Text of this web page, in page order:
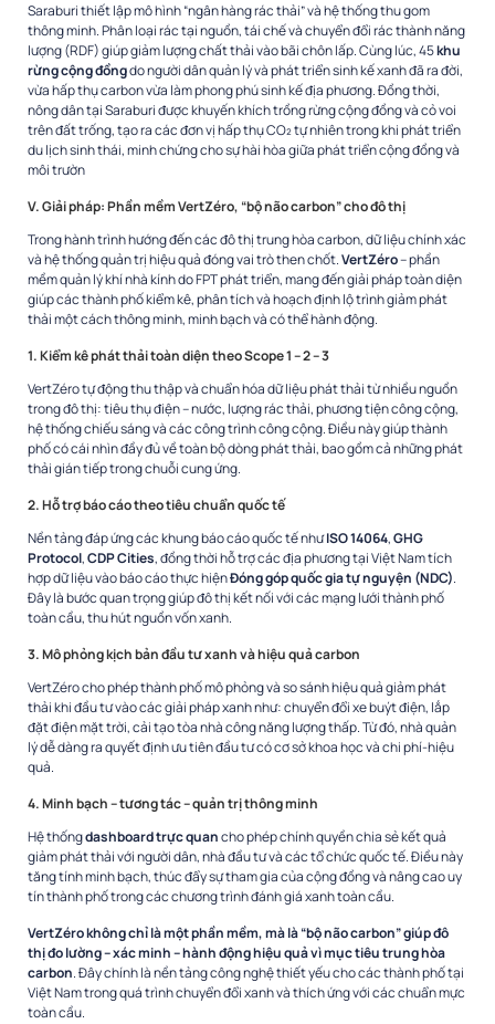
Saraburi thiết lập mô hình “ngân hàng rác thải” và hệ thống thu gom
thông minh. Phân loại rác tại nguồn, tái chế và chuyển đổi rác thành năng
lượng (RDF) giúp giảm lượng chất thải vào bãi chôn lấp. Cùng lúc, 45khu
rừng cộng đồngdo người dân quản lý và phát triển sinh kế xanh đã ra đời,
vừa hấp thụ carbon vừa làm phong phú sinh kế địa phương. Đồng thời,
nông dân tại Saraburi được khuyến khích trồng rừng cộng đồng và cỏ voi
trên đất trống, tạo ra các đơn vị hấp thụ CO₂ tự nhiên trong khi phát triển
du lịch sinh thái, minh chứng cho sự hài hòa giữa phát triển cộng đồng và
môi trườn
V. Giải pháp: Phần mềm VertZéro, “bộ não carbon” cho đô thị
Trong hành trình hướng đến các đô thị trung hòa carbon, dữ liệu chính xác
và hệ thống quản trị hiệu quả đóng vai trò then chốt.VertZéro– phần
mềm quản lý khí nhà kính do FPT phát triển, mang đến giải pháp toàn diện
giúp các thành phố kiểm kê, phân tích và hoạch định lộ trình giảm phát
thải một cách thông minh, minh bạch và có thể hành động.
1. Kiểm kê phát thải toàn diện theo Scope 1 – 2 – 3
VertZéro tự động thu thập và chuẩn hóa dữ liệu phát thải từ nhiều nguồn
trong đô thị: tiêu thụ điện – nước, lượng rác thải, phương tiện công cộng,
hệ thống chiếu sáng và các công trình công cộng. Điều này giúp thành
phố có cái nhìn đầy đủ về toàn bộ dòng phát thải, bao gồm cả những phát
thải gián tiếp trong chuỗi cung ứng.
2. Hỗ trợ báo cáo theo tiêu chuẩn quốc tế
Nền tảng đáp ứng các khung báo cáo quốc tế nhưISO 14064,GHG
Protocol,CDP Cities, đồng thời hỗ trợ các địa phương tại Việt Nam tích
hợp dữ liệu vào báo cáo thực hiệnĐóng góp quốc gia tự nguyện (NDC).
Đây là bước quan trọng giúp đô thị kết nối với các mạng lưới thành phố
toàn cầu, thu hút nguồn vốn xanh.
3. Mô phỏng kịch bản đầu tư xanh và hiệu quả carbon
VertZéro cho phép thành phố mô phỏng và so sánh hiệu quả giảm phát
thải khi đầu tư vào các giải pháp xanh như: chuyển đổi xe buýt điện, lắp
đặt điện mặt trời, cải tạo tòa nhà công năng lượng thấp. Từ đó, nhà quản
lý dễ dàng ra quyết định ưu tiên đầu tư có cơ sở khoa học và chi phí-hiệu
quả.
4. Minh bạch – tương tác – quản trị thông minh
Hệ thốngdashboard trực quancho phép chính quyền chia sẻ kết quả
giảm phát thải với người dân, nhà đầu tư và các tổ chức quốc tế. Điều này
tăng tính minh bạch, thúc đẩy sự tham gia của cộng đồng và nâng cao uy
tín thành phố trong các chương trình đánh giá xanh toàn cầu.
VertZéro không chỉ là một phần mềm, mà là “bộ não carbon” giúp đô
thị đo lường – xác minh – hành động hiệu quả vì mục tiêu trung hòa
carbon. Đây chính là nền tảng công nghệ thiết yếu cho các thành phố tại
Việt Nam trong quá trình chuyển đổi xanh và thích ứng với các chuẩn mực
toàn cầu.